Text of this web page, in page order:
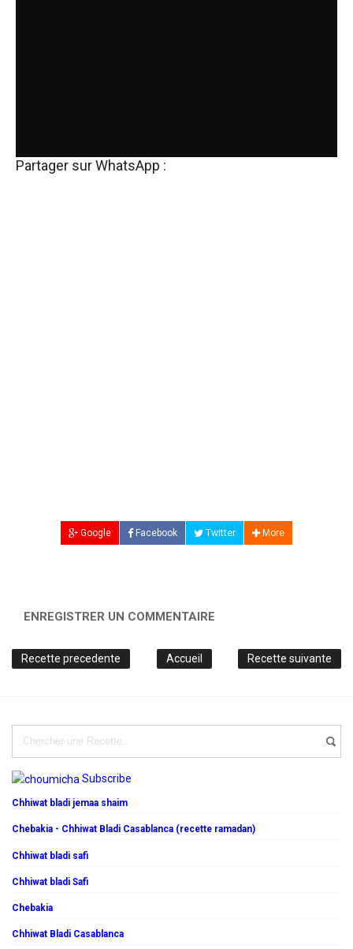
Partager sur WhatsApp :
Google Facebook Twitter More
ENREGISTRER UN COMMENTAIRE
Recette precedente Recette suivante
Accueil
Subscribe
Chhiwat bladi jemaa shaim
Chebakia - Chhiwat Bladi Casablanca (recette ramadan)
Chhiwat bladi safi
Chhiwat bladi Safi
Chebakia
Chhiwat Bladi Casablanca